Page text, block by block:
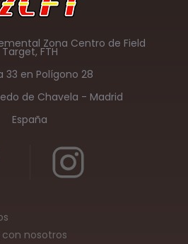
Zona Centro de Field
Target, FTH
33 en Polígono 28
de Chavela - Madrid
España
nosotros